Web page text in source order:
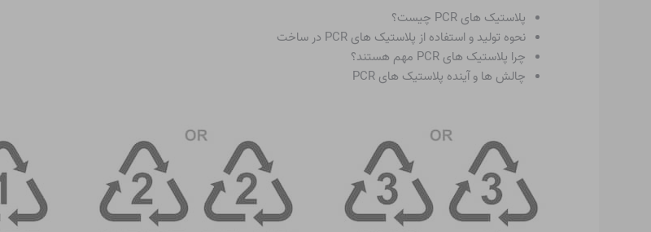
پلاستیک های PCR چیست؟
نحوه تولید و استفاده از پلاستیک های PCR در ساخت
چرا پلاستیک های PCR مهم هستند؟
چالش ها و آینده پلاستیک های PCR